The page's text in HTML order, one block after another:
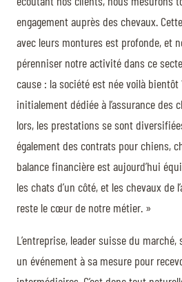
engagement auprès des chevaux.
avec leurs montures est profonde, et
pérenniser notre activité dans ce
cause : la société est née voilà bientôt
initialement dédiée à l’assurance des
lors, les prestations se sont
également des contrats pour chiens,
balance financière est aujourd’hui
les chats d’un côté, et les chevaux de
reste le cœur de notre métier. »
L’entreprise, leader suisse du
un événement à sa mesure pour